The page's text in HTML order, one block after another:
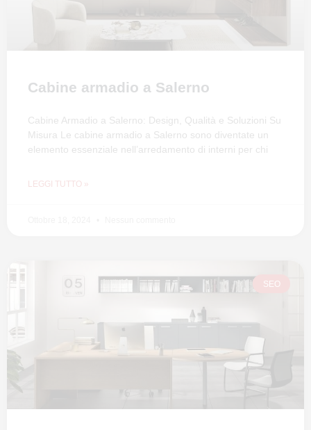
Cabine armadio a Salerno
Cabine Armadio a Salerno: Design, Qualità e Soluzioni Su
Misura Le cabine armadio a Salerno sono diventate un
elemento essenziale nell’arredamento di interni per chi
LEGGI TUTTO »
SEO